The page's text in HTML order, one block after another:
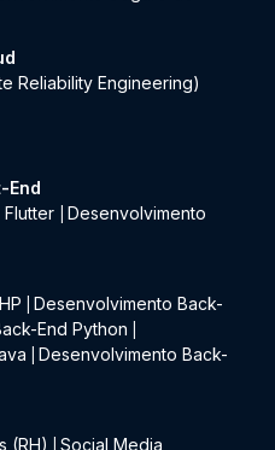
Reliability Engineering)
End
Desenvolvimento
Desenvolvimento Back-
End Python
Desenvolvimento Back-
(RH)
Social Media